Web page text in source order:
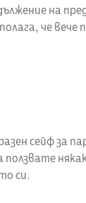
на
че вече
сейф за
ползвате
си.